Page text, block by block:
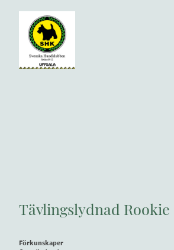
Tävlingslydnad Rookie
Förkunskaper